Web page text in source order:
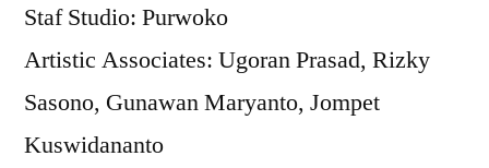
Staf Studio: Purwoko
Artistic Associates: Ugoran Prasad, Rizky
Sasono, Gunawan Maryanto, Jompet
Kuswidananto